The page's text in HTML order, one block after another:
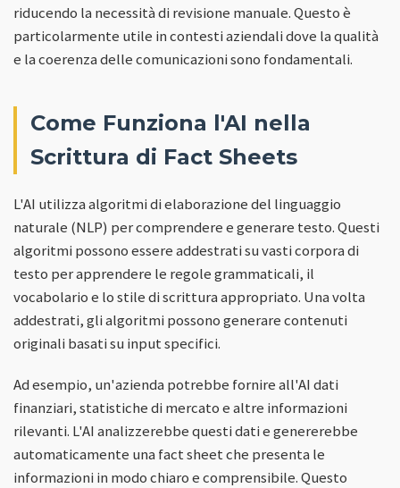
riducendo la necessità di revisione manuale. Questo è
particolarmente utile in contesti aziendali dove la qualità
e la coerenza delle comunicazioni sono fondamentali.
Come Funziona l'AI nella
Scrittura di Fact Sheets
L'AI utilizza algoritmi di elaborazione del linguaggio
naturale (NLP) per comprendere e generare testo. Questi
algoritmi possono essere addestrati su vasti corpora di
testo per apprendere le regole grammaticali, il
vocabolario e lo stile di scrittura appropriato. Una volta
addestrati, gli algoritmi possono generare contenuti
originali basati su input specifici.
Ad esempio, un'azienda potrebbe fornire all'AI dati
finanziari, statistiche di mercato e altre informazioni
rilevanti. L'AI analizzerebbe questi dati e genererebbe
automaticamente una fact sheet che presenta le
informazioni in modo chiaro e comprensibile. Questo